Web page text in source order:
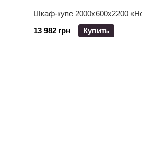
Шкаф-купе 2000x600x2200
13 982 грн
Купить